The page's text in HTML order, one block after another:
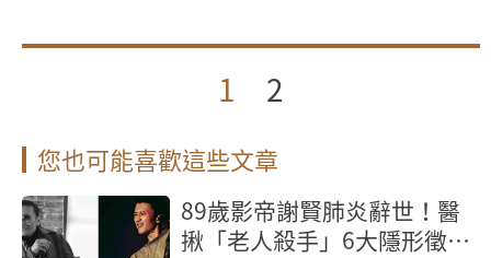
1 2
您也可能喜歡這些文章
89歲影帝謝賢肺炎辭世！醫
揪「老人殺手」6大隱形徵